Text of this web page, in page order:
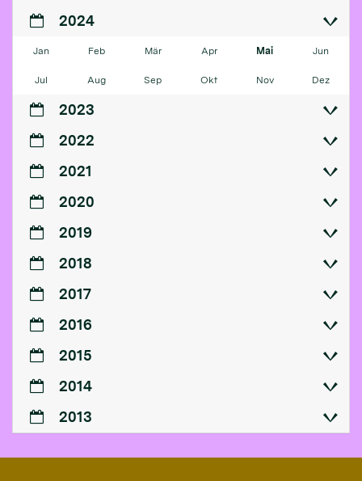
2024
Jan Feb Mär Apr Mai Jun
Jul Aug Sep Okt Nov Dez
2023
2022
2021
2020
2019
2018
2017
2016
2015
2014
2013